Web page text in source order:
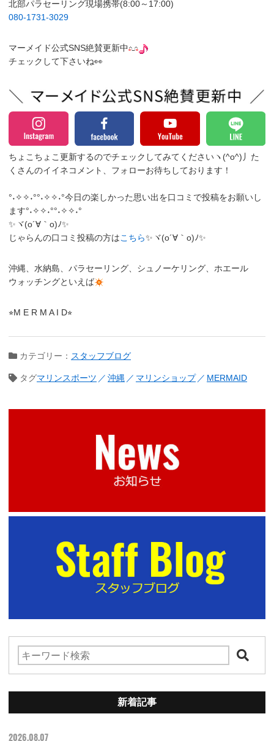
北部パラセーリング現場携帯(8:00～17:00)
080-1731-3029
マーメイド公式SNS絶賛更新中
チェックして下さいね👀
ちょこちょこ更新するのでチェックしてみてくださいヽ(^o^)丿 た
くさんのイイネコメント、フォローお待ちしております！
°˖✧✧˖°°˖✧✧˖°今日の楽しかった思い出を口コミで投稿をお願いし
ます°˖✧✧˖°°˖✧✧˖°
✨ヾ(o´∀｀o)ﾉ✨
じゃらんの口コミ投稿の方はこちら✨ヾ(o´∀｀o)ﾉ✨
沖縄、水納島、パラセーリング、シュノーケリング、ホエール
ウォッチングといえば
⭐︎M E R M A I D⭐︎
カテゴリー： スタッフブログ
タグマリンスポーツ 沖縄 マリンショップ MERMAID
新着記事
2026.08.07